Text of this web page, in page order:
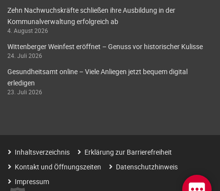
Zehn Nachwuchskräfte schließen ihre Ausbildung in der
Kommunalverwaltung erfolgreich ab
4. August 2026
Wittenberger Weinfest eröffnet – Genuss vor historischer Kulisse
24. Juli 2026
Gesundheitsamt online – Viele Anliegen jetzt bequem digital
erledigen
23. Juli 2026
Inhaltsverzeichnis
Erklärung zur Barrierefreiheit
Kontakt und Öffnungszeiten
Datenschutzhinweis
Impressum